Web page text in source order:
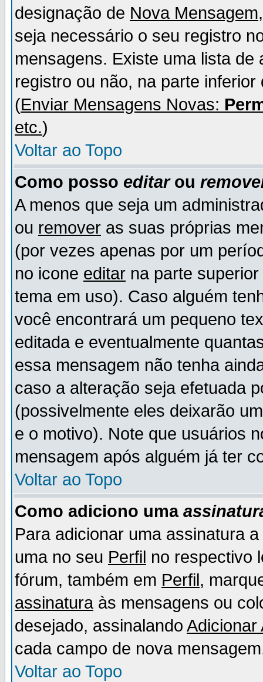
designação de Nova Mensagem
seja necessário o seu registro
mensagens. Existe uma lista
registro ou não, na parte
(Enviar Mensagens Novas:
etc.)
Voltar ao Topo
Como posso editarou
A menos que seja um
ou remover as suas próprias
(por vezes apenas por um
no icone editar na parte
tema em uso). Caso alguém
você encontrará um pequeno
editada e eventualmente
essa mensagem não tenha
caso a alteração seja efetuada
(possivelmente eles deixarão
e o motivo). Note que usuários
mensagem após alguém já ter
Voltar ao Topo
Como adiciono uma
Para adicionar uma assinatura
uma no seu Perfil no respectivo
fórum, também em Perfil,
assinaturaàs mensagens ou
desejado, assinalando Adicionar
cada campo de nova
Voltar ao Topo